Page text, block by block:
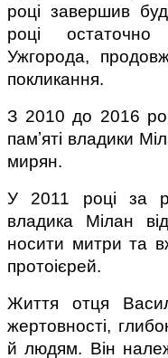
році завершив
році
Ужгорода,
покликання.
З 2010 до 2016
памʼяті владики
мирян.
У 2011 році за
владика Мілан
носити митри та
протоієрей.
Життя отця
жертовності,
й людям. Він